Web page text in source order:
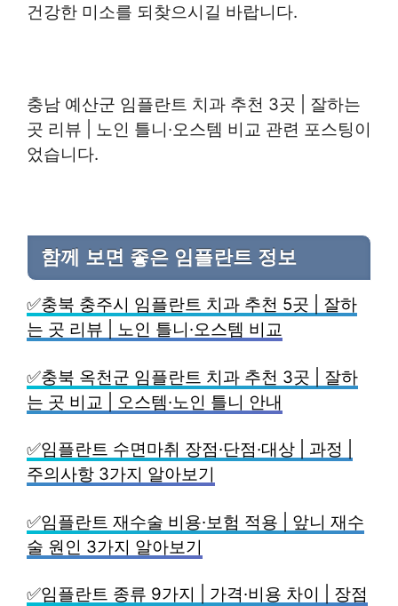
건강한 미소를 되찾으시길 바랍니다.
충남 예산군 임플란트 치과 추천 3곳 | 잘하는
곳 리뷰 | 노인 틀니·오스템 비교 관련 포스팅이
었습니다.
함께 보면 좋은 임플란트 정보
✅충북 충주시 임플란트 치과 추천 5곳 | 잘하
는 곳 리뷰 | 노인 틀니·오스템 비교
✅충북 옥천군 임플란트 치과 추천 3곳 | 잘하
는 곳 비교 | 오스템·노인 틀니 안내
✅임플란트 수면마취 장점·단점·대상 | 과정 |
주의사항 3가지 알아보기
✅임플란트 재수술 비용·보험 적용 | 앞니 재수
술 원인 3가지 알아보기
✅임플란트 종류 9가지 | 가격·비용 차이 | 장점